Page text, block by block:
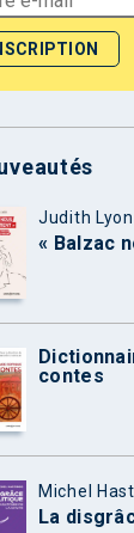
Judith
« Balzac
contes
Michel
La